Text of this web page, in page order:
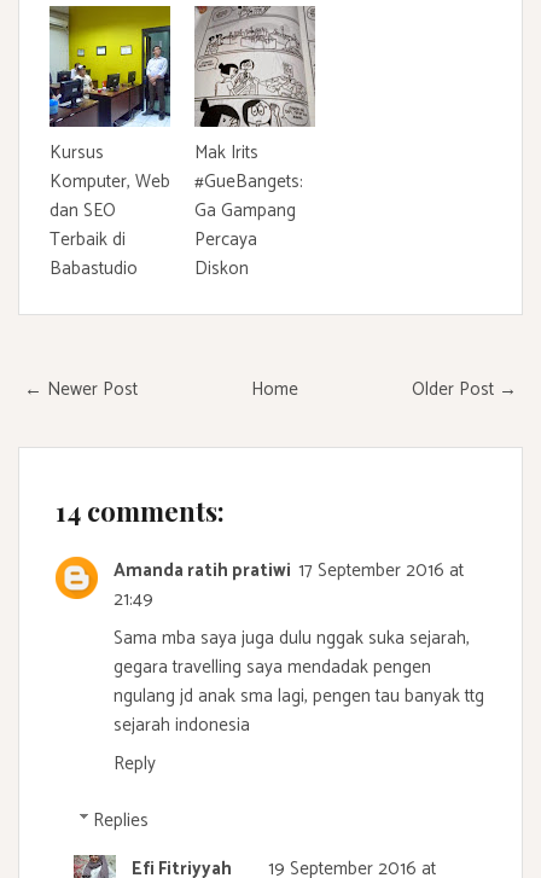
Kursus
Komputer, Web
dan SEO
Terbaik di
Babastudio
Mak Irits
#GueBangets:
Ga Gampang
Percaya
Diskon
← Newer Post Older Post →
Home
14 comments:
Amanda ratih pratiwi 17 September 2016 at
21:49
Sama mba saya juga dulu nggak suka sejarah,
gegara travelling saya mendadak pengen
ngulang jd anak sma lagi, pengen tau banyak ttg
sejarah indonesia
Reply
Replies
Efi Fitriyyah
19 September 2016 at